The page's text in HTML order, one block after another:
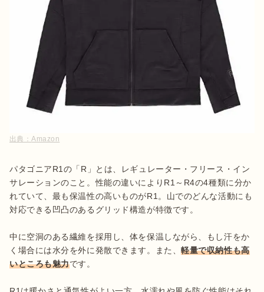
出典：Amazon
パタゴニアR1の「R」とは、レギュレーター・フリース・イン
サレーションのこと。性能の違いによりR1～R4の4種類に分か
れていて、最も保温性の高いものがR1。山でのどんな活動にも
対応できる凹凸のあるグリッド構造が特徴です。
中に空洞のある繊維を採用し、体を保温しながら、もし汗をか
く場合には水分を外に発散できます。また、軽量で収納性も高
いところも魅力です。